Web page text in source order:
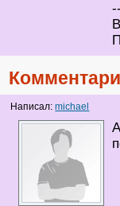
Написал:michael